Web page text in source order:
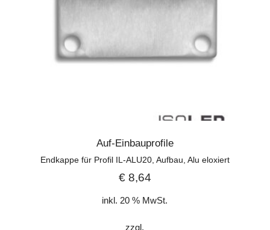
Auf-Einbauprofile
Endkappe für Profil IL-ALU20, Aufbau, Alu eloxiert
€8,64
inkl. 20 % MwSt.
zzgl.